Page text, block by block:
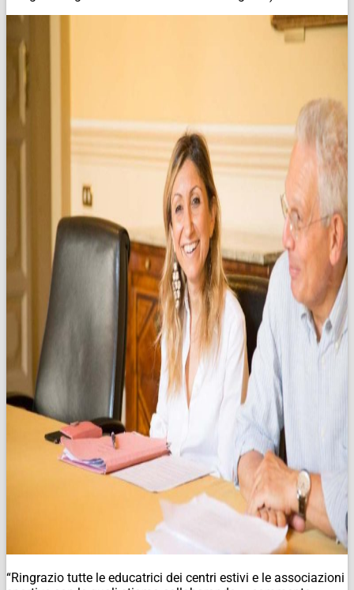
“Ringrazio tutte le educatrici dei centri estivi e le associazioni